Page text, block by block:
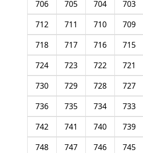
703
704
705
706
709
710
711
712
715
716
717
718
721
722
723
724
727
728
729
730
733
734
735
736
739
740
741
742
745
746
747
748